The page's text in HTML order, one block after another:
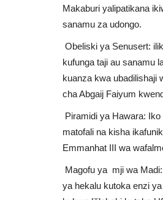
Makaburi yalipatikana
sanamu za udongo.
Obeliski ya Senusert:
kufunga taji au sanamu
kuanza kwa ubadilishaji
cha Abgaij Faiyum
Piramidi ya Hawara:
matofali na kisha
Emmanhat III wa
Magofu ya mji wa
ya hekalu kutoka enzi